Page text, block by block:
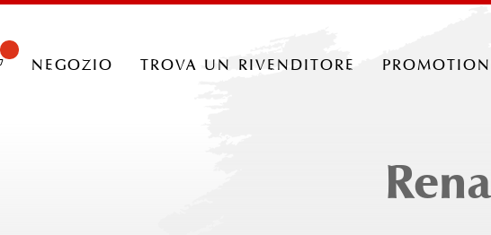
negozio trova un rivenditore